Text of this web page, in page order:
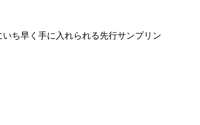
ち早く手に入れられる先行サンプリン